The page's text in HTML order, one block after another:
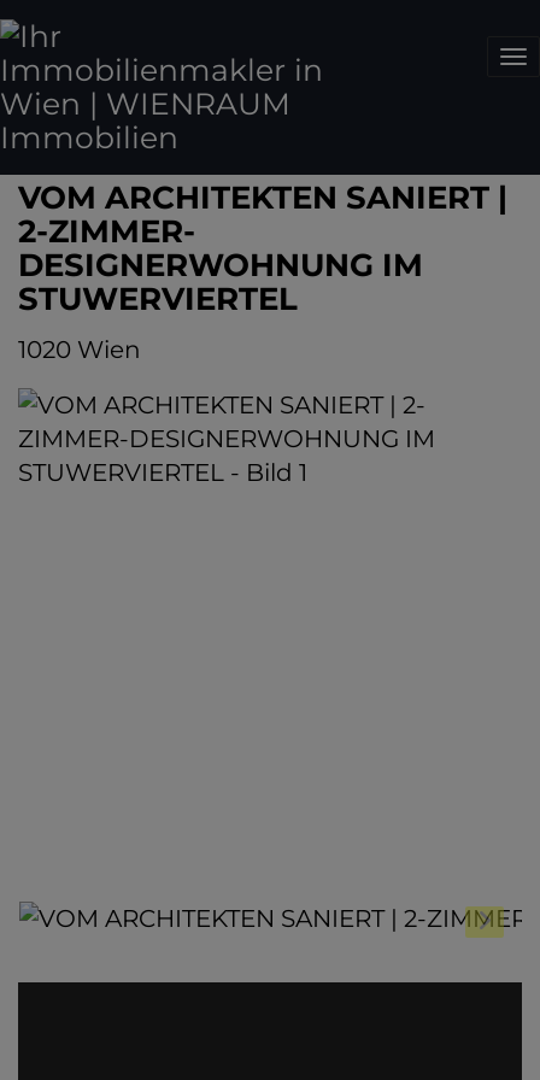
VOM ARCHITEKTEN SANIERT |
2-ZIMMER-
DESIGNERWOHNUNG IM
STUWERVIERTEL
1020 Wien